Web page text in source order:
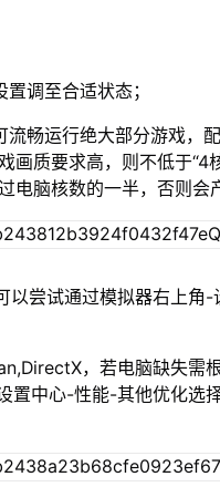
调至合适状态；
畅运行绝大部分游戏，
画质要求高，则不低于“4
电脑核数的一半，否则会
以尝试通过模拟器右上角
，若电脑缺失需
置中心-性能-其他优化选